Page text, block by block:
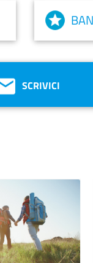
facilita il
SCRIVICI